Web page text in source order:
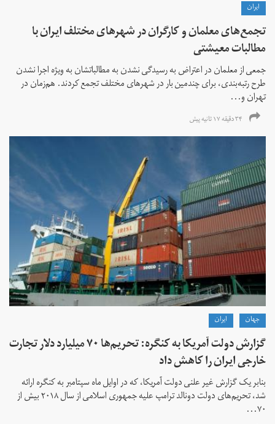
ايران
تجمع‌های معلمان و کارگران در شهرهای مختلف ایران با
مطالبات معیشتی
جمعی از معلمان در اعتراض به رسیدگی نشدن به مطالباتشان به ویژه اجرا نشدن
طرح رتبه‌بندی، برای چندمین بار در شهرهای مختلف تجمع کردند. هم‌زمان در
تهران و...
۳۴ دقیقه ۱۷ ثانیه پیش
جهان ايران
گزارش دولت آمریکا به کنگره: تحریم‌ها ۷۰ میلیارد دلار تجارت
خارجی ایران را کاهش داد
بنابر یک گزارش غیر علنی دولت آمریکا، که در اوایل ماه سپتامبر به کنگره ارائه
شد، تحریم‌های دولت دونالد ترامپ علیه جمهوری اسلامی از سال ۲۰۱۸ بیش از
۷۰...